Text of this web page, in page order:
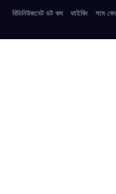
বিডিনিউজনেট ডট কম ভাইকিং সাম বেদ